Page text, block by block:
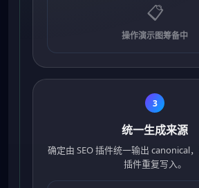
📋
操作演示图筹备中
3
统一生成来源
确定由 SEO 插件统一输出 canonical
插件重复写入。